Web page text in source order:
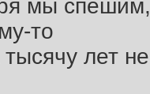
мы спешим,
то
лет